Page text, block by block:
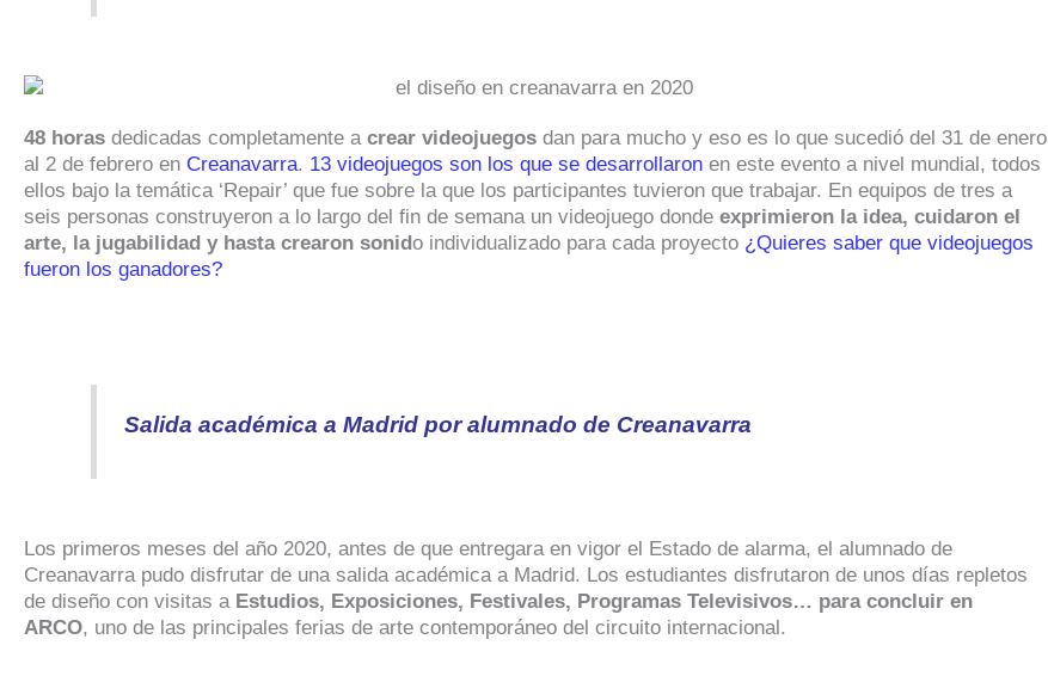
48 horas dedicadas completamente acrear videojuegos dan para mucho y eso es lo que sucedió del 31 de enero
al 2 de febrero en Creanavarra. 13 videojuegos son los que se desarrollaron en este evento a nivel mundial, todos
ellos bajo la temática ‘Repair’ que fue sobre la que los participantes tuvieron que trabajar. En equipos de tres a
seis personas construyeron a lo largo del fin de semana un videojuego donde exprimieron la idea, cuidaron el
arte, la jugabilidad y hasta crearon sonido individualizado para cada proyecto ¿Quieres saber que videojuegos
fueron los ganadores?
Salida académica a Madrid por alumnado de Creanavarra
Los primeros meses del año 2020, antes de que entregara en vigor el Estado de alarma, el alumnado de
Creanavarra pudo disfrutar de una salida académica a Madrid. Los estudiantes disfrutaron de unos días repletos
de diseño con visitas a Estudios, Exposiciones, Festivales, Programas Televisivos… para concluir en
ARCO, uno de las principales ferias de arte contemporáneo del circuito internacional.